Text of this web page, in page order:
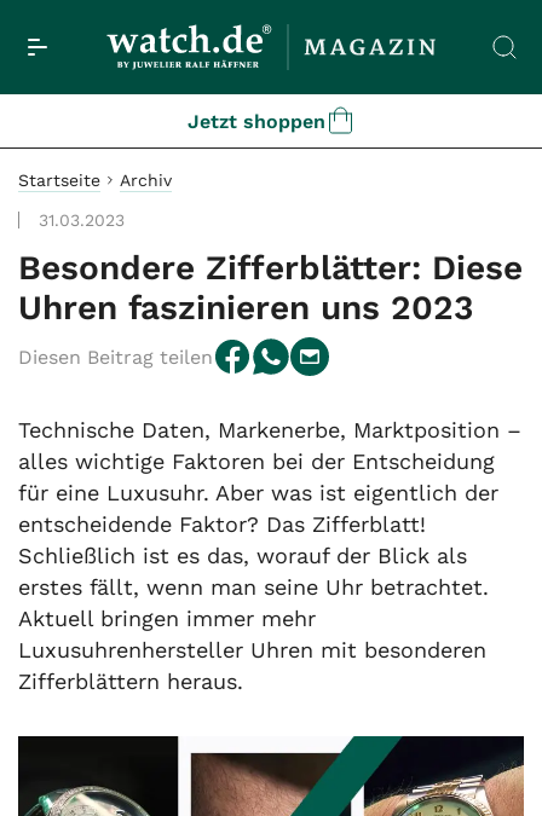
Jetzt shoppen
Startseite Archiv
31.03.2023
Besondere Zifferblätter: Diese
Uhren faszinieren uns 2023
Diesen Beitrag teilen
Technische Daten, Markenerbe, Marktposition –
alles wichtige Faktoren bei der Entscheidung
für eine Luxusuhr. Aber was ist eigentlich der
entscheidende Faktor? Das Zifferblatt!
Schließlich ist es das, worauf der Blick als
erstes fällt, wenn man seine Uhr betrachtet.
Aktuell bringen immer mehr
Luxusuhrenhersteller Uhren mit besonderen
Zifferblättern heraus.